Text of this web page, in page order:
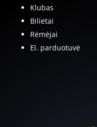
Klubas
Bilietai
Rėmėjai
El. parduotuvė